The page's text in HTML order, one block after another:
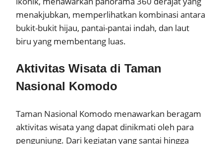
menakjubkan, memperlihatkan kombinasi antara
bukit-bukit hijau, pantai-pantai indah, dan laut
biru yang membentang luas.
Aktivitas Wisata di Taman
Nasional Komodo
Taman Nasional Komodo menawarkan beragam
aktivitas wisata yang dapat dinikmati oleh para
pengunjung. Dari kegiatan yang santai hingga